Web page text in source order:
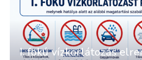
I. fokú vízkorlátozás